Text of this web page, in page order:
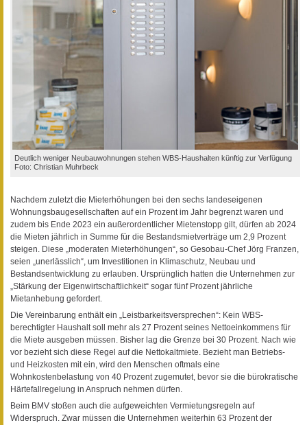
Deutlich weniger Neubauwohnungen stehen WBS-Haushalten künftig zur Verfügung
Foto: Christian Muhrbeck
Nachdem zuletzt die Mieterhöhungen bei den sechs landeseigenen
Wohnungsbaugesellschaften auf ein Prozent im Jahr begrenzt waren und
zudem bis Ende 2023 ein außerordentlicher Mietenstopp gilt, dürfen ab 2024
die Mieten jährlich in Summe für die Bestandsmietverträge um 2,9 Prozent
steigen. Diese „moderaten Mieterhöhungen“, so Gesobau-Chef Jörg Franzen,
seien „unerlässlich“, um Investitionen in Klimaschutz, Neubau und
Bestandsentwicklung zu erlauben. Ursprünglich hatten die Unternehmen zur
„Stärkung der Eigenwirtschaftlichkeit“ sogar fünf Prozent jährliche
Mietanhebung gefordert.
Die Vereinbarung enthält ein „Leistbarkeitsversprechen“: Kein WBS-
berechtigter Haushalt soll mehr als 27 Prozent seines Nettoeinkommens für
die Miete ausgeben müssen. Bisher lag die Grenze bei 30 Prozent. Nach wie
vor bezieht sich diese Regel auf die Nettokaltmiete. Bezieht man Betriebs-
und Heizkosten mit ein, wird den Menschen oftmals eine
Wohnkostenbelastung von 40 Prozent zugemutet, bevor sie die bürokratische
Härtefallregelung in Anspruch nehmen dürfen.
Beim BMV stoßen auch die aufgeweichten Vermietungsregeln auf
Widerspruch. Zwar müssen die Unternehmen weiterhin 63 Prozent der